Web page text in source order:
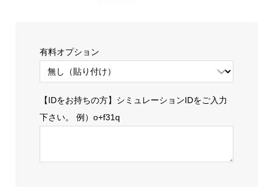
有料オプション
【IDをお持ちの方】シミュレーションIDをご入力
下さい。 例）o+f31q